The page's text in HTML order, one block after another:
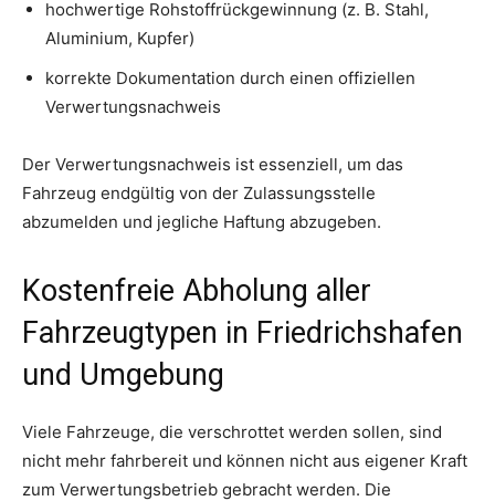
hochwertige Rohstoffrückgewinnung (z. B. Stahl,
Aluminium, Kupfer)
korrekte Dokumentation durch einen offiziellen
Verwertungsnachweis
Der Verwertungsnachweis ist essenziell, um das
Fahrzeug endgültig von der Zulassungsstelle
abzumelden und jegliche Haftung abzugeben.
Kostenfreie Abholung aller
Fahrzeugtypen in Friedrichshafen
und Umgebung
Viele Fahrzeuge, die verschrottet werden sollen, sind
nicht mehr fahrbereit und können nicht aus eigener Kraft
zum Verwertungsbetrieb gebracht werden. Die